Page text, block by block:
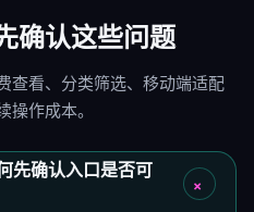
确认这些问题
查看、分类筛选、移动端适配
作成本。
先确认入口是否可